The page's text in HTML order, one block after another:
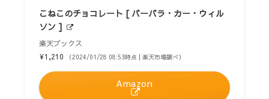
こねこのチョコレート [ バーバラ・カー・ウィル
ソン ]
楽天ブックス
¥1,210
（2024/01/28 08:53時点 | 楽天市場調べ）
Amazon